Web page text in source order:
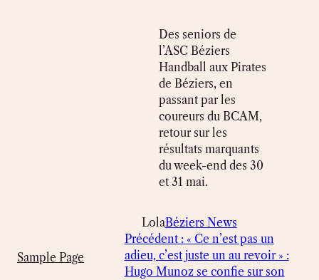
Sample Page
Des seniors de
l’ASC Béziers
Handball aux Pirates
de Béziers, en
passant par les
coureurs du BCAM,
retour sur les
résultats marquants
du week-end des 30
et 31 mai.
LolaBéziers News
Précédent : « Ce n’est pas un
adieu, c’est juste un au revoir » :
Hugo Munoz se confie sur son